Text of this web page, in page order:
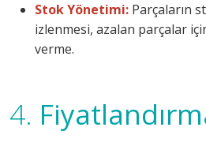
Stok Yönetimi: Parçaların
izlenmesi, azalan parçalar
verme.
4.